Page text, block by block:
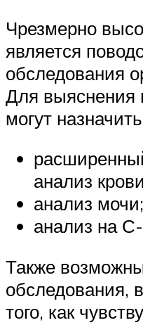
Чрезмерно
является
обследования
Для
могут
анализ
анализ мочи;
анализ на
Также
обследования,
того, как